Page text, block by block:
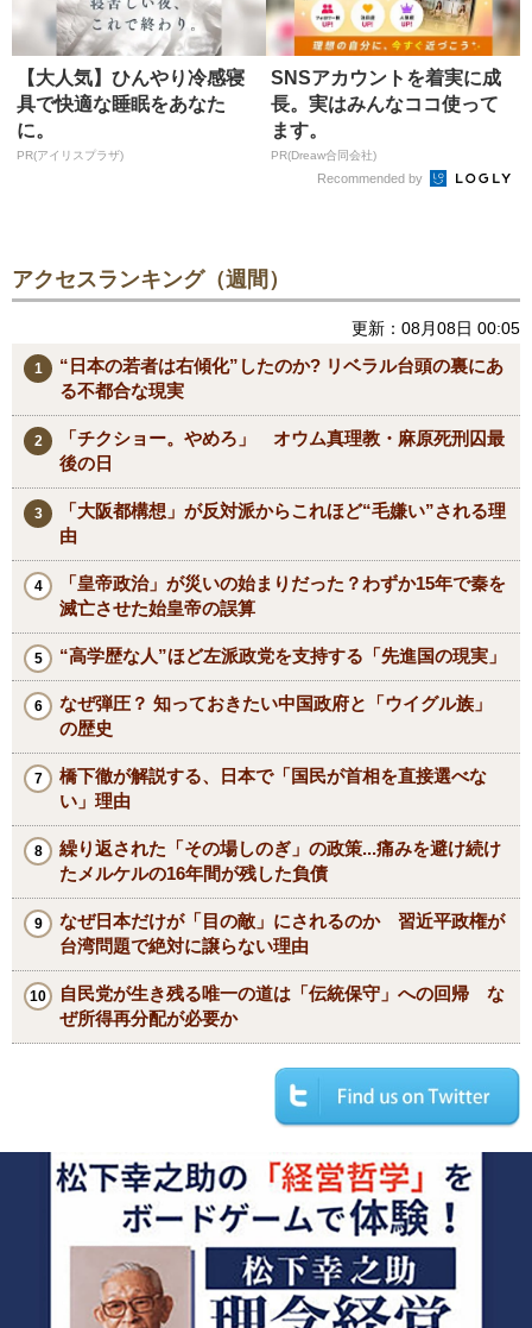
【大人気】ひんやり冷感寝
具で快適な睡眠をあなた
に。
PR(アイリスプラザ)
SNSアカウントを着実に成
長。実はみんなココ使って
ます。
PR(Dreaw合同会社)
Recommended by
アクセスランキング（週間）
更新：08月08日 00:05
“日本の若者は右傾化”したのか? リベラル台頭の裏にあ
る不都合な現実
「チクショー。やめろ」 オウム真理教・麻原死刑囚最
後の日
「大阪都構想」が反対派からこれほど“毛嫌い”される理
由
「皇帝政治」が災いの始まりだった？わずか15年で秦を
滅亡させた始皇帝の誤算
“高学歴な人”ほど左派政党を支持する「先進国の現実」
なぜ弾圧？ 知っておきたい中国政府と「ウイグル族」
の歴史
橋下徹が解説する、日本で「国民が首相を直接選べな
い」理由
繰り返された「その場しのぎ」の政策...痛みを避け続け
たメルケルの16年間が残した負債
なぜ日本だけが「目の敵」にされるのか 習近平政権が
台湾問題で絶対に譲らない理由
自民党が生き残る唯一の道は「伝統保守」への回帰 な
ぜ所得再分配が必要か